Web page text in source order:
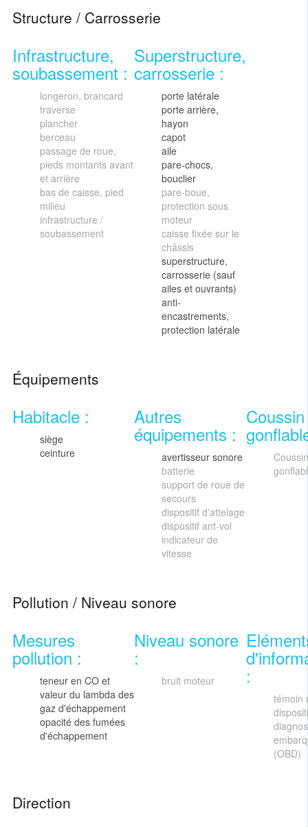
Structure / Carrosserie
Infrastructure,
soubassement :
longeron, brancard
traverse
plancher
berceau
passage de roue,
pieds montants avant
et arrière
bas de caisse, pied
milieu
infrastructure /
soubassement
Superstructure,
carrosserie :
porte latérale
porte arrière,
hayon
capot
aile
pare-chocs,
bouclier
pare-boue,
protection sous
moteur
caisse fixée sur le
châssis
superstructure,
carrosserie (sauf
ailes et ouvrants)
anti-
encastrements,
protection latérale
Équipements
Habitacle :
siège
ceinture
Autres
équipements :
avertisseur sonore
batterie
support de roue de
secours
dispositif d'attelage
dispositif ant-vol
indicateur de
vitesse
Coussin
Coussin
Pollution / Niveau sonore
Mesures
pollution :
teneur en CO et
valeur du lambda des
gaz d'échappement
opacité des fumées
d'échappement
Niveau sonore
:
bruit moteur :
témoin
(OBD)
Direction